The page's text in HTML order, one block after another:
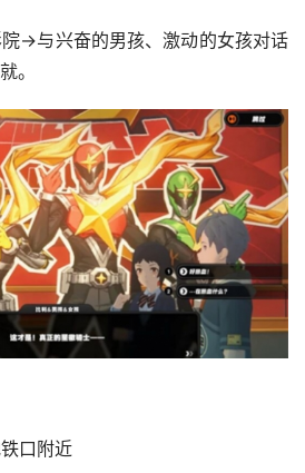
院→与兴奋的男孩、激动的女孩对话
。
口附近